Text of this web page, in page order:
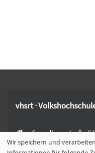
vhsrt ·
Spendhausstraße 6
+49 7121 336-0
Wir speichern und